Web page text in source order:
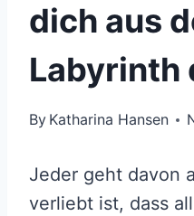
dich aus
Labyrinth
By Katharina Hansen
Jeder geht davon
verliebt ist, dass